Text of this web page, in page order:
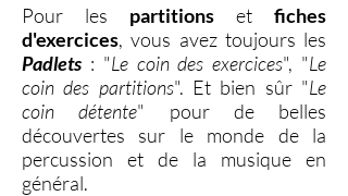
Pour les partitions et fiches
d'exercices, vous avez toujours les
Padlets : "Le coin des exercices", "Le
coin des partitions". Et bien sûr "Le
coin détente" pour de belles
découvertes sur le monde de la
percussion et de la musique en
général.